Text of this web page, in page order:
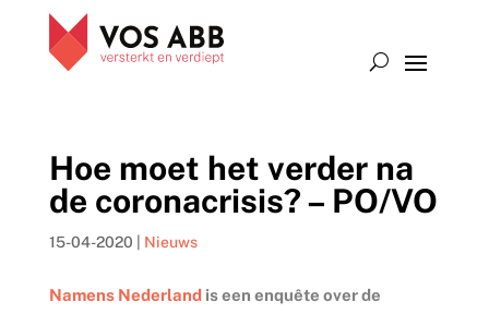
Hoe moet het verder na
de coronacrisis? – PO/VO
15-04-2020 Nieuws
Namens Nederlandis een enquête over de